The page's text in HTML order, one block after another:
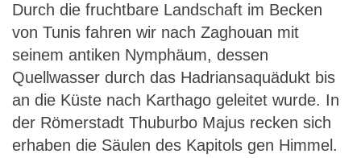
Durch die fruchtbare Landschaft im Becken
von Tunis fahren wir nach Zaghouan mit
seinem antiken Nymphäum, dessen
Quellwasser durch das Hadriansaquädukt bis
an die Küste nach Karthago geleitet wurde. In
der Römerstadt Thuburbo Majus recken sich
erhaben die Säulen des Kapitols gen Himmel.